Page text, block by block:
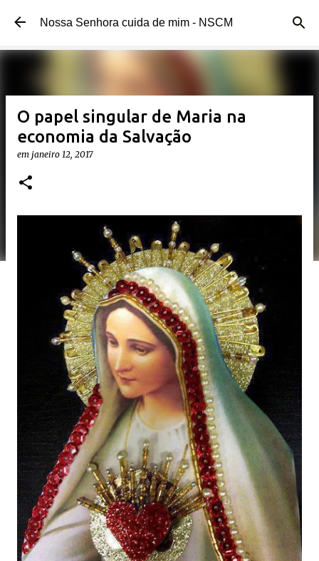
Pular para o conteúdo principal
Nossa Senhora cuida de mim - NSCM
O papel singular de Maria na
economia da Salvação
em janeiro 12, 2017